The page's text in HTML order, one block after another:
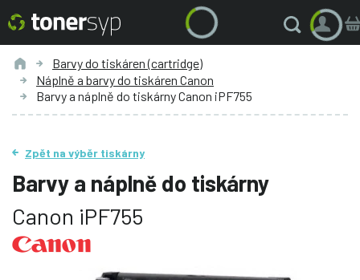
Barvy do tiskáren (cartridge)
Náplně a barvy do tiskáren Canon
Barvy a náplně do tiskárny Canon iPF755
Zpět na výběr tiskárny
Barvy a náplně do tiskárny
Canon iPF755